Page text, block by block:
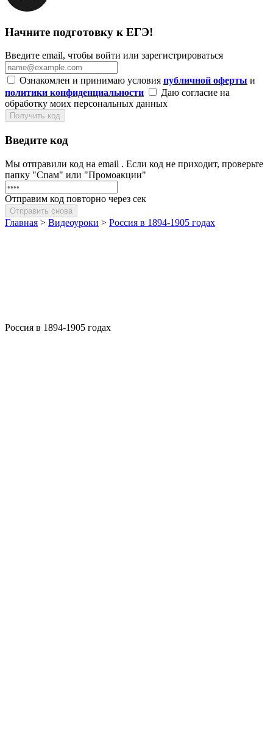
Начните подготовку к ЕГЭ!
Введите email, чтобы войти или зарегистрироваться
Ознакомлен и принимаю условия публичной оферты и
политики конфиденциальности
Даю согласие на
обработку моих персональных данных
Получить код
Введите код
Мы отправили код на email . Если код не приходит, проверьте
папку "Спам" или "Промоакции"
Отправим код повторно через сек
Отправить снова
Главная > Видеоуроки > Россия в 1894-1905 годах
Россия в 1894-1905 годах